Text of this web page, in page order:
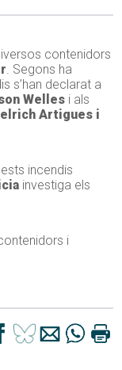
contenidors
. Segons ha
s’han declarat a
Welles i als
Artigues i
incendis
investiga els
i